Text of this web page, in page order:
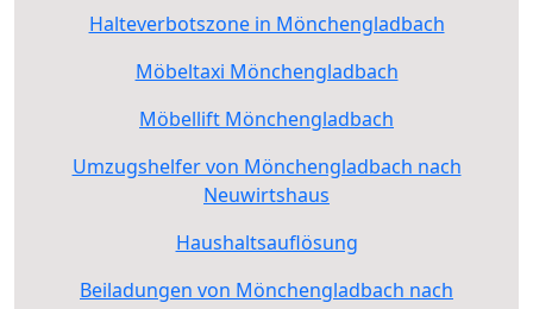
Halteverbotszone in Mönchengladbach
Möbeltaxi Mönchengladbach
Möbellift Mönchengladbach
Umzugshelfer von Mönchengladbach nach
Neuwirtshaus
Haushaltsauflösung
Beiladungen von Mönchengladbach nach